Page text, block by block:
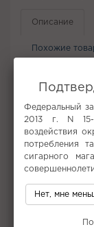
Описание
Похожие
нет
Не
Федеральный
2013 г. N
воздействия
потребления
сигарного
Нет, мне